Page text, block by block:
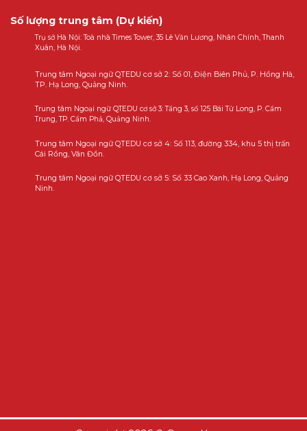
Số lượng trung tâm (Dự kiến)
Trụ sở Hà Nội: Toà nhà Times Tower, 35 Lê Văn Lương, Nhân Chính, Thanh
Xuân, Hà Nội.
Trung tâm Ngoại ngữ QTEDU cơ sở 2: Số 01, Điện Biên Phủ, P. Hồng Hà,
TP. Hạ Long, Quảng Ninh.
Trung tâm Ngoại ngữ QTEDU cơ sở 3: Tầng 3, số 125 Bái Tử Long, P. Cẩm
Trung, TP. Cẩm Phả, Quảng Ninh.
Trung tâm Ngoại ngữ QTEDU cơ sở 4: Số 113, đường 334, khu 5 thị trấn
Cái Rồng, Vân Đồn.
Trung tâm Ngoại ngữ QTEDU cơ sở 5: Số 33 Cao Xanh, Hạ Long, Quảng
Ninh.